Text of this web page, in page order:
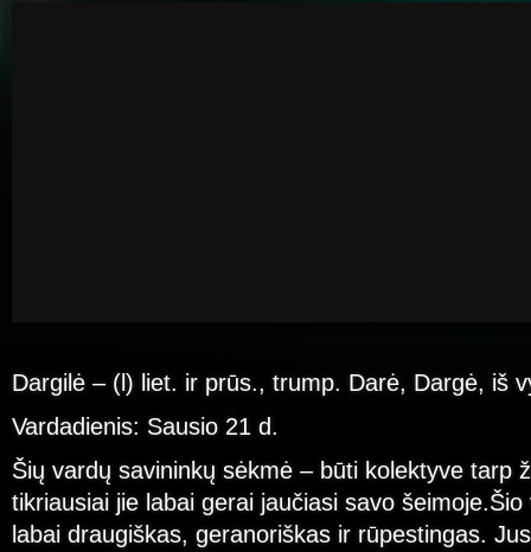
Dargilė – (l) liet. ir prūs., trump. Darė, Dargė, iš
Vardadienis: Sausio 21 d.
Šių vardų savininkų sėkmė – būti kolektyve tarp
tikriausiai jie labai gerai jaučiasi savo
labai draugiškas, geranoriškas ir rūpestingas.